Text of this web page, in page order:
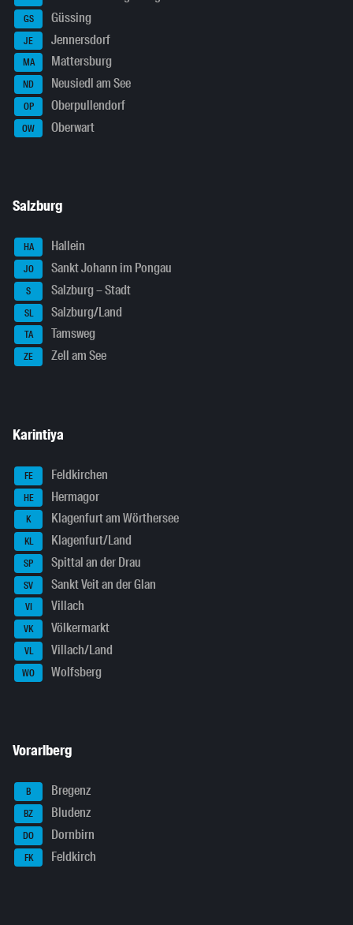
GS Güssing
JE Jennersdorf
MA Mattersburg
ND Neusiedl am See
OP Oberpullendorf
OW Oberwart
Salzburg
HA Hallein
JO Sankt Johann im Pongau
S Salzburg – Stadt
SL Salzburg/Land
TA Tamsweg
ZE Zell am See
Karintiya
FE Feldkirchen
HE Hermagor
K Klagenfurt am Wörthersee
KL Klagenfurt/Land
SP Spittal an der Drau
SV Sankt Veit an der Glan
VI Villach
VK Völkermarkt
VL Villach/Land
WO Wolfsberg
Vorarlberg
B Bregenz
BZ Bludenz
DO Dornbirn
FK Feldkirch